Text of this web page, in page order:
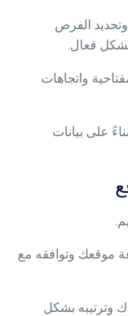
الفرص
فعال.
واتجاهات
على بيانات
موقعك وتوافقه مع
وترتيبه بشكل